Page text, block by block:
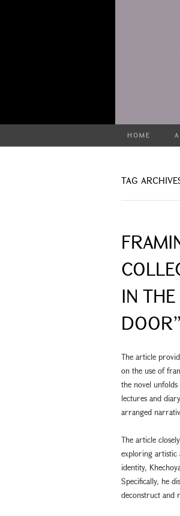
HOME
TAG
IN
The article
on the use of
the novel
lectures and
arranged
The article
exploring artistic
identity,
Specifically, he
deconstruct and